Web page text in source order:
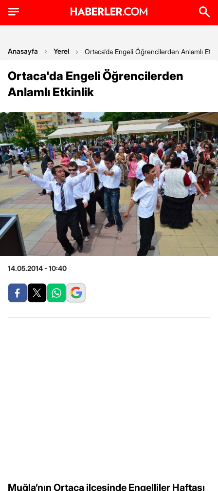
Anasayfa Yerel Ortaca'da Engeli Öğrencilerden Anlamlı
Ortaca'da Engeli Öğrencilerden
Anlamlı Etkinlik
14.05.2014 - 10:40
Muğla’nın Ortaca ilçesinde Engelliler Haftası